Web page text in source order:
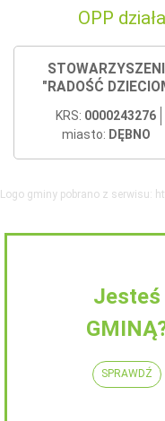
OPP
"RADOŚĆ
KRS: 0000243276
miasto: DĘBNO
Logo gminy pobrano z serwisu:
Jesteś
SPRAWDŹ